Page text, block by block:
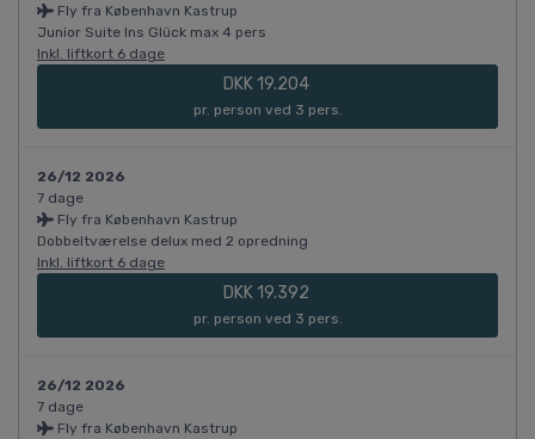
Fly fra København Kastrup
Junior Suite Ins Glück max 4 pers
Inkl. liftkort 6 dage
DKK 19.204
pr. person ved 3 pers.
26/12 2026
7 dage
Fly fra København Kastrup
Dobbeltværelse delux med 2 opredning
Inkl. liftkort 6 dage
DKK 19.392
pr. person ved 3 pers.
26/12 2026
7 dage
Fly fra København Kastrup